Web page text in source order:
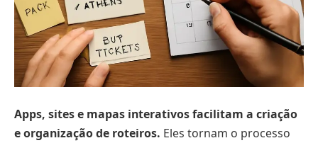
Apps, sites e mapas interativos facilitam a criação
e organização de roteiros. Eles tornam o processo